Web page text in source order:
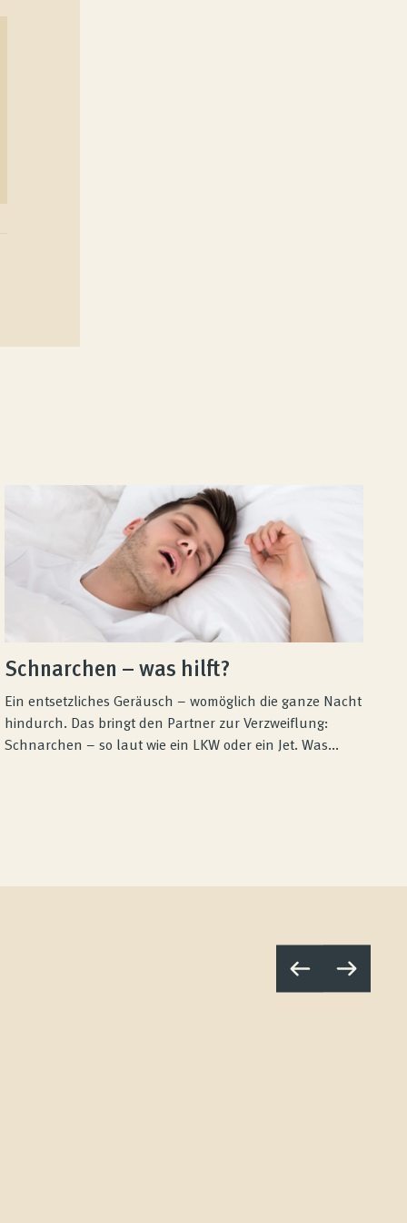
Schnarchen – was hilft?
Ein entsetzliches Geräusch – womöglich die ganze Nacht
hindurch. Das bringt den Partner zur Verzweiflung:
Schnarchen – so laut wie ein LKW oder ein Jet. Was...